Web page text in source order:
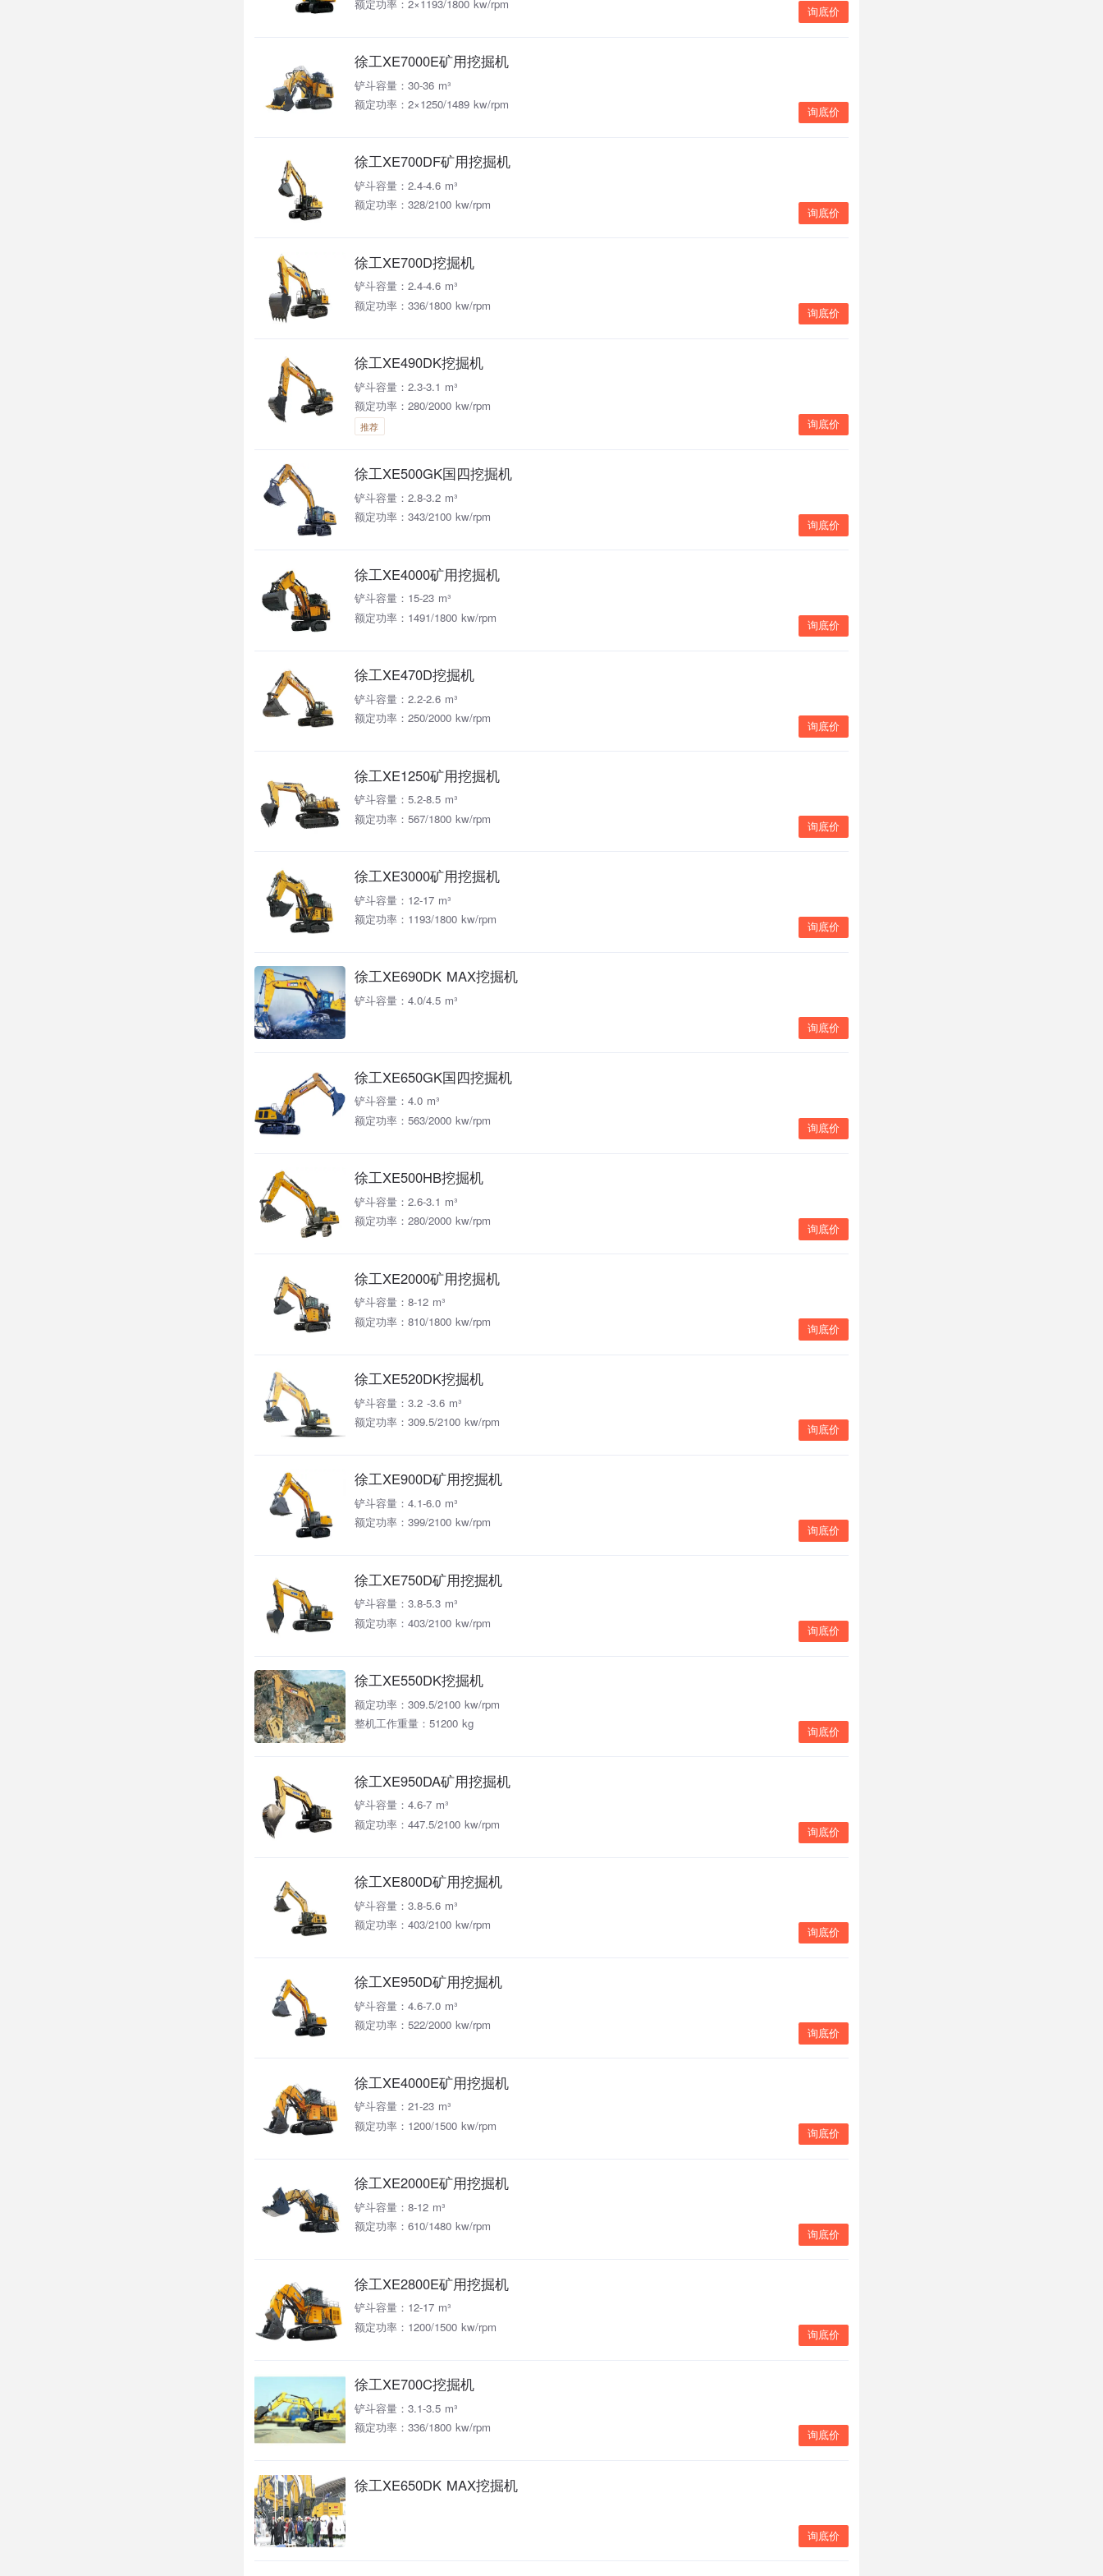
额定功率：2×1193/1800 kw/rpm
询底价
徐工XE7000E矿用挖掘机
铲斗容量：30-36 m³
额定功率：2×1250/1489 kw/rpm
询底价
徐工XE700DF矿用挖掘机
铲斗容量：2.4-4.6 m³
额定功率：328/2100 kw/rpm
询底价
徐工XE700D挖掘机
铲斗容量：2.4-4.6 m³
额定功率：336/1800 kw/rpm
询底价
徐工XE490DK挖掘机
铲斗容量：2.3-3.1 m³
额定功率：280/2000 kw/rpm
推荐 询底价
徐工XE500GK国四挖掘机
铲斗容量：2.8-3.2 m³
额定功率：343/2100 kw/rpm
询底价
徐工XE4000矿用挖掘机
铲斗容量：15-23 m³
额定功率：1491/1800 kw/rpm
询底价
徐工XE470D挖掘机
铲斗容量：2.2-2.6 m³
额定功率：250/2000 kw/rpm
询底价
徐工XE1250矿用挖掘机
铲斗容量：5.2-8.5 m³
额定功率：567/1800 kw/rpm
询底价
徐工XE3000矿用挖掘机
铲斗容量：12-17 m³
额定功率：1193/1800 kw/rpm
询底价
徐工XE690DK MAX挖掘机
铲斗容量：4.0/4.5 m³
询底价
徐工XE650GK国四挖掘机
铲斗容量：4.0 m³
额定功率：563/2000 kw/rpm
询底价
徐工XE500HB挖掘机
铲斗容量：2.6-3.1 m³
额定功率：280/2000 kw/rpm
询底价
徐工XE2000矿用挖掘机
铲斗容量：8-12 m³
额定功率：810/1800 kw/rpm
询底价
徐工XE520DK挖掘机
铲斗容量：3.2 -3.6 m³
额定功率：309.5/2100 kw/rpm
询底价
徐工XE900D矿用挖掘机
铲斗容量：4.1-6.0 m³
额定功率：399/2100 kw/rpm
询底价
徐工XE750D矿用挖掘机
铲斗容量：3.8-5.3 m³
额定功率：403/2100 kw/rpm
询底价
徐工XE550DK挖掘机
额定功率：309.5/2100 kw/rpm
整机工作重量：51200 kg
询底价
徐工XE950DA矿用挖掘机
铲斗容量：4.6-7 m³
额定功率：447.5/2100 kw/rpm
询底价
徐工XE800D矿用挖掘机
铲斗容量：3.8-5.6 m³
额定功率：403/2100 kw/rpm
询底价
徐工XE950D矿用挖掘机
铲斗容量：4.6-7.0 m³
额定功率：522/2000 kw/rpm
询底价
徐工XE4000E矿用挖掘机
铲斗容量：21-23 m³
额定功率：1200/1500 kw/rpm
询底价
徐工XE2000E矿用挖掘机
铲斗容量：8-12 m³
额定功率：610/1480 kw/rpm
询底价
徐工XE2800E矿用挖掘机
铲斗容量：12-17 m³
额定功率：1200/1500 kw/rpm
询底价
徐工XE700C挖掘机
铲斗容量：3.1-3.5 m³
额定功率：336/1800 kw/rpm
询底价
徐工XE650DK MAX挖掘机
询底价